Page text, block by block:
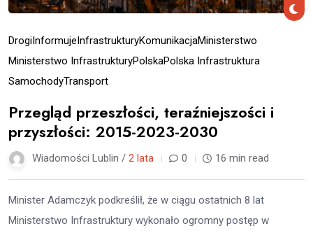
DrogiInformujeInfrastrukturyKomunikacjaMinisterstwo
Ministerstwo InfrastrukturyPolskaPolska Infrastruktura
SamochodyTransport
Przegląd przeszłości, teraźniejszości i
przyszłości: 2015-2023-2030
Wiadomości Lublin / 2 lata 0 16 min read
Minister Adamczyk podkreślił, że w ciągu ostatnich 8 lat
Ministerstwo Infrastruktury wykonało ogromny postęp w